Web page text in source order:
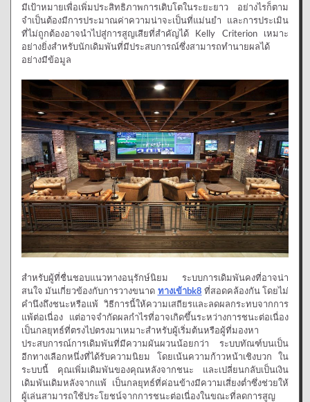
มีเป้าหมายเพื่อเพิ่มประสิทธิภาพการเติบโตในระยะยาว อย่างไรก็ตาม
จำเป็นต้องมีการประมาณค่าความน่าจะเป็นที่แม่นยำ และการประเมิน
ที่ไม่ถูกต้องอาจนำไปสู่การสูญเสียที่สำคัญได้ Kelly Criterion เหมาะ
อย่างยิ่งสำหรับนักเดิมพันที่มีประสบการณ์ซึ่งสามารถทำนายผลได้
อย่างมีข้อมูล
สำหรับผู้ที่ชื่นชอบแนวทางอนุรักษ์นิยม ระบบการเดิมพันคงที่อาจน่า
สนใจ มันเกี่ยวข้องกับการวางขนาด ทางเข้าbk8 ที่สอดคล้องกัน โดยไม่
คำนึงถึงชนะหรือแพ้ วิธีการนี้ให้ความเสถียรและลดผลกระทบจากการ
แพ้ต่อเนื่อง แต่อาจจำกัดผลกำไรที่อาจเกิดขึ้นระหว่างการชนะต่อเนื่อง
เป็นกลยุทธ์ที่ตรงไปตรงมาเหมาะสำหรับผู้เริ่มต้นหรือผู้ที่มองหา
ประสบการณ์การเดิมพันที่มีความผันผวนน้อยกว่า ระบบทัณฑ์บนเป็น
อีกทางเลือกหนึ่งที่ได้รับความนิยม โดยเน้นความก้าวหน้าเชิงบวก ใน
ระบบนี้ คุณเพิ่มเดิมพันของคุณหลังจากชนะ และเปลี่ยนกลับเป็นเงิน
เดิมพันเดิมหลังจากแพ้ เป็นกลยุทธ์ที่ค่อนข้างมีความเสี่ยงต่ำซึ่งช่วยให้
ผู้เล่นสามารถใช้ประโยชน์จากการชนะต่อเนื่องในขณะที่ลดการสูญ